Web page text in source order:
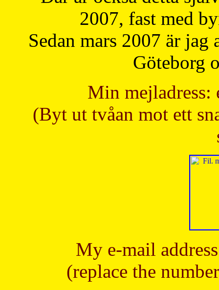
2007, fast med
Sedan mars 2007 är
Göteborg
Min mejladress:
(Byt ut tvåan mot ett
My e-mail
(replace the